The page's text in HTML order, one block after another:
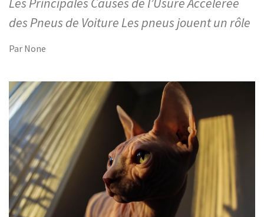
des Pneus de Voiture Les pneus jouent un rôle
Par None